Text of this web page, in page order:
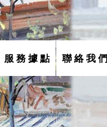
服 務 據 點 聯 絡 我 們